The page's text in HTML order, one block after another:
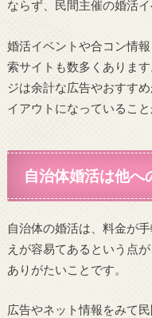
ならず、民間主催の婚活
婚活イベントや合コン情
索サイトも数多くありま
ジは余計な広告やおすす
イアウトになっているこ
自治体婚活は他へ
自治体の婚活は、料金が
えが容易てあるという点
ありがたいことです。
広告やネット情報をみて